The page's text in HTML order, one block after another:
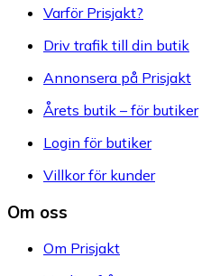
Varför Prisjakt?
Driv trafik till din butik
Annonsera på Prisjakt
Årets butik – för butiker
Login för butiker
Villkor för kunder
Om oss
Om Prisjakt